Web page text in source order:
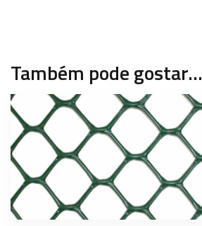
Também pode gostar…